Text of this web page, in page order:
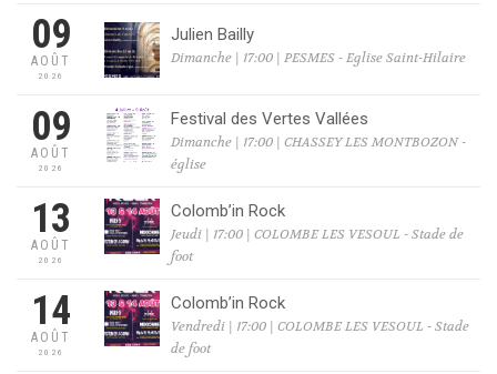
09
AOÛT
2026
Julien Bailly
Dimanche | 17:00 | PESMES - Eglise Saint-Hilaire
09
AOÛT
2026
Festival des Vertes Vallées
Dimanche | 17:00 | CHASSEY LES MONTBOZON -
église
13
AOÛT
2026
Colomb’in Rock
Jeudi | 17:00 | COLOMBE LES VESOUL - Stade de
foot
14
AOÛT
2026
Colomb’in Rock
Vendredi | 17:00 | COLOMBE LES VESOUL - Stade
de foot